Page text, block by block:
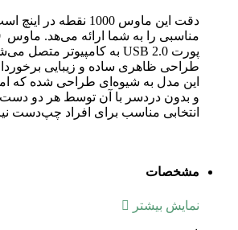
دقت این ماوس 1000
مناسبی را به شما ارائه می‌هد. ماوس
پورت USB 2.0 به کامپیوتر متصل
طراحی ظاهری ساده و زیبایی
این مدل به شیوه‌ای طراحی شده که
و بدون دردسر با آن توسط هر دو دست
انتخابی مناسب برای افراد چپ‌دست
مشخصات
نمایش بیشتر